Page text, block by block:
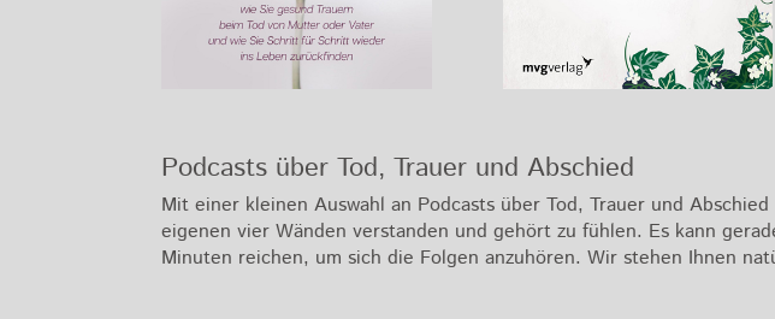
Podcasts über Tod, Trauer und Abschied
Mit einer kleinen Auswahl an Podcasts über Tod, Trauer und
eigenen vier Wänden verstanden und gehört zu fühlen. Es kann
Minuten reichen, um sich die Folgen anzuhören. Wir stehen Ihnen